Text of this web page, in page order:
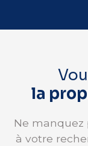
la
Ne manquez
à votre